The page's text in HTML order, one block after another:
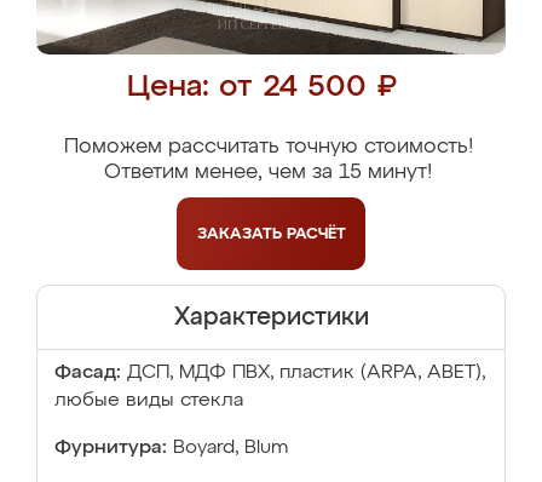
Цена: от 24 500 ₽
Поможем рассчитать точную стоимость!
Ответим менее, чем за 15 минут!
ЗАКАЗАТЬ РАСЧЁТ
Характеристики
Фасад: ДСП, МДФ ПВХ, пластик (ARPA, ABET),
любые виды стекла
Фурнитура: Boyard, Blum